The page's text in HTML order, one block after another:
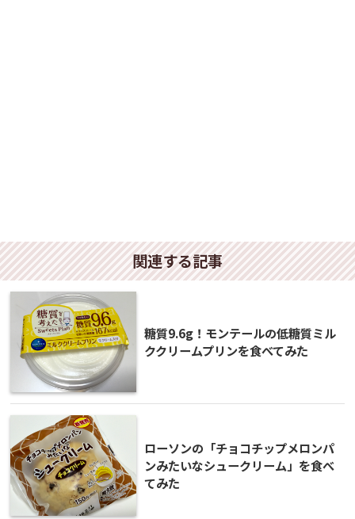
関連する記事
糖質9.6g！モンテールの低糖質ミル
ククリームプリンを食べてみた
ローソンの「チョコチップメロンパ
ンみたいなシュークリーム」を食べ
てみた